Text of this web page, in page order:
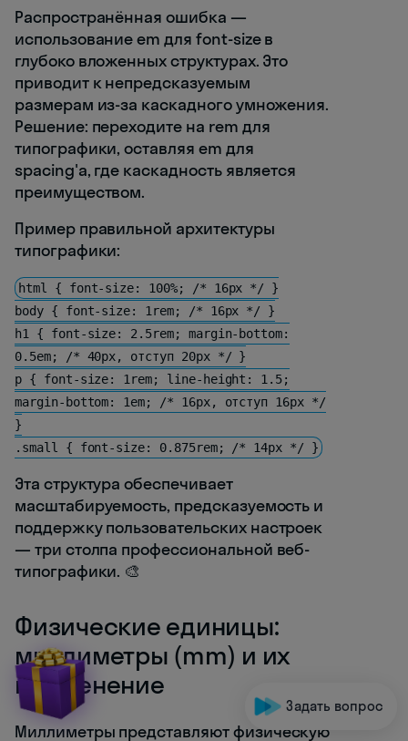
Распространённая ошибка —
использование em для font-size в
глубоко вложенных структурах. Это
приводит к непредсказуемым
размерам из-за каскадного умножения.
Решение: переходите на rem для
типографики, оставляя em для
spacing'а, где каскадность является
преимуществом.
Пример правильной архитектуры
типографики:
html { font-size: 100%; /* 16px */ }
body { font-size: 1rem; /* 16px */ }
h1 { font-size: 2.5rem; margin-bottom:
0.5em; /* 40px, отступ 20px */ }
p { font-size: 1rem; line-height: 1.5;
margin-bottom: 1em; /* 16px, отступ 16px */
}
.small { font-size: 0.875rem; /* 14px */ }
Эта структура обеспечивает
масштабируемость, предсказуемость и
поддержку пользовательских настроек
— три столпа профессиональной веб-
типографики. 🎨
Физические единицы:
миллиметры (mm) и их
применение
Миллиметры представляют физическую
Задать вопрос